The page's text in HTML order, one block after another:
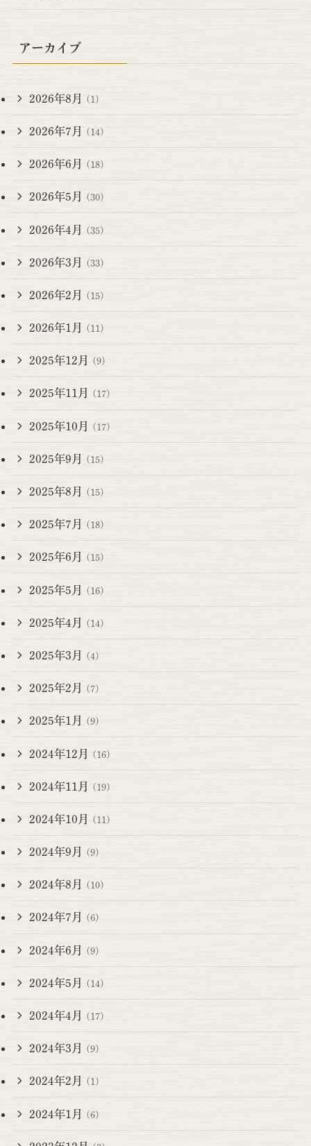
アーカイブ
2026年8月 (1)
2026年7月 (14)
2026年6月 (18)
2026年5月 (30)
2026年4月 (35)
2026年3月 (33)
2026年2月 (15)
2026年1月 (11)
2025年12月 (9)
2025年11月 (17)
2025年10月 (17)
2025年9月 (15)
2025年8月 (15)
2025年7月 (18)
2025年6月 (15)
2025年5月 (16)
2025年4月 (14)
2025年3月 (4)
2025年2月 (7)
2025年1月 (9)
2024年12月 (16)
2024年11月 (19)
2024年10月 (11)
2024年9月 (9)
2024年8月 (10)
2024年7月 (6)
2024年6月 (9)
2024年5月 (14)
2024年4月 (17)
2024年3月 (9)
2024年2月 (1)
2024年1月 (6)